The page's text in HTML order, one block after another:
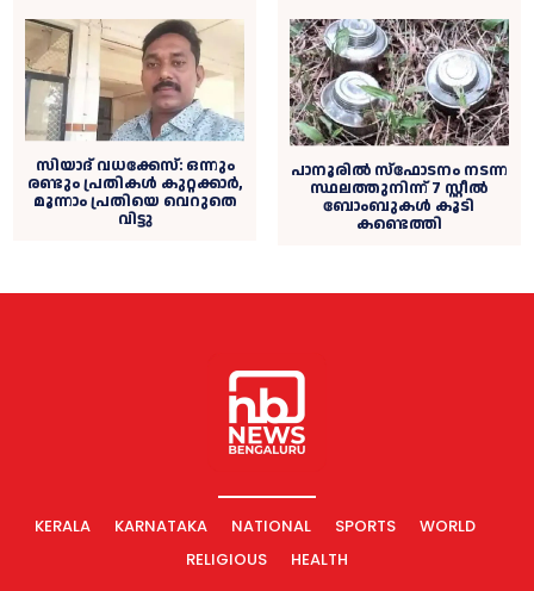
സിയാദ് വധക്കേസ്: ഒന്നും
രണ്ടും പ്രതികള്‍ കുറ്റക്കാര്‍,
മൂന്നാം പ്രതിയെ വെറുതെ
വിട്ടു
പാനൂരിൽ സ്ഫോടനം നടന്ന
സ്ഥലത്തുനിന്ന് 7 സ്റ്റീൽ
ബോംബുകൾ കൂടി
കണ്ടെത്തി
KERALA KARNATAKA NATIONAL SPORTS
WORLD
RELIGIOUS
HEALTH